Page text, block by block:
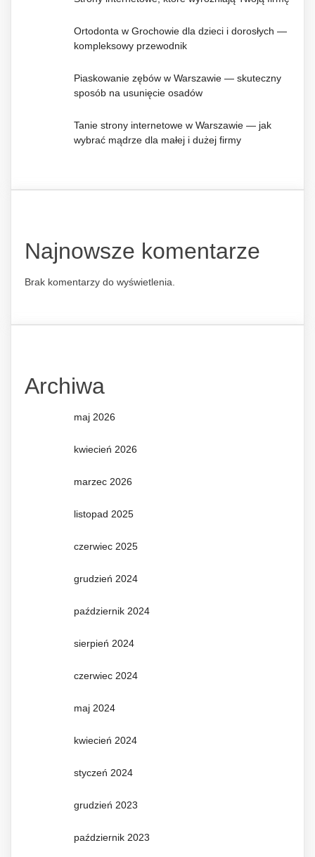
Ortodonta w Grochowie dla dzieci i dorosłych —
kompleksowy przewodnik
Piaskowanie zębów w Warszawie — skuteczny
sposób na usunięcie osadów
Tanie strony internetowe w Warszawie — jak
wybrać mądrze dla małej i dużej firmy
Najnowsze komentarze
Brak komentarzy do wyświetlenia.
Archiwa
maj 2026
kwiecień 2026
marzec 2026
listopad 2025
czerwiec 2025
grudzień 2024
październik 2024
sierpień 2024
czerwiec 2024
maj 2024
kwiecień 2024
styczeń 2024
grudzień 2023
październik 2023